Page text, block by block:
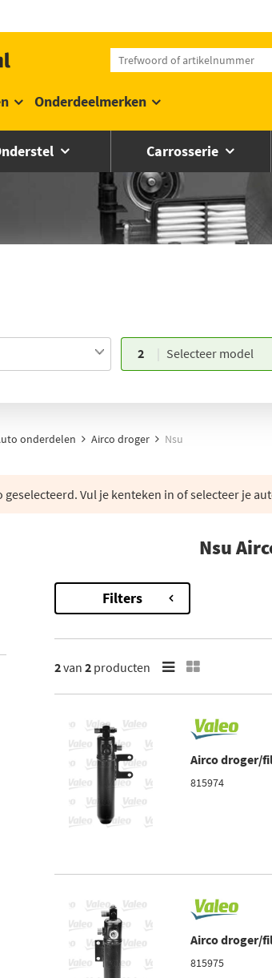
Onderdeelmerken
Carrosserie
2 Selecteer model
onderdelen Airco droger Nsu
geselecteerd. Vul je kenteken in of selecteer je
Nsu
Filters
2van 2 producten
Airco droger/
815974
Airco droger/
815975